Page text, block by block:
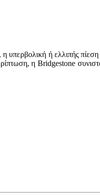
ή ελλιπής
η Bridgestone